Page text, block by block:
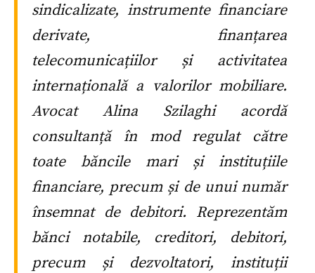
sindicalizate, instrumente financiare
derivate, finanțarea
telecomunicațiilor și activitatea
internațională a valorilor mobiliare.
Avocat Alina Szilaghi acordă
consultanță în mod regulat către
toate băncile mari și instituțiile
financiare, precum și de unui număr
însemnat de debitori. Reprezentăm
bănci notabile, creditori, debitori,
precum și dezvoltatori, instituții